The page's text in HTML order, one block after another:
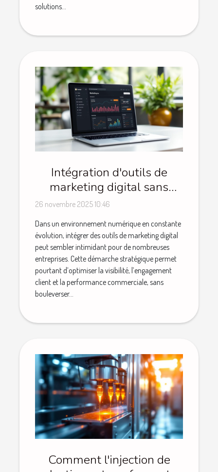
solutions...
Intégration d'outils de
marketing digital sans
perturber vos opérations
26 novembre 2025 10:46
Dans un environnement numérique en constante
évolution, intégrer des outils de marketing digital
peut sembler intimidant pour de nombreuses
entreprises. Cette démarche stratégique permet
pourtant d’optimiser la visibilité, l’engagement
client et la performance commerciale, sans
bouleverser...
Comment l'injection de